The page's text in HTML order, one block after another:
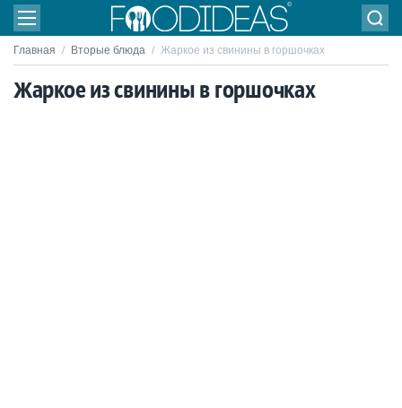
Главная / Вторые блюда / Жаркое из свинины в горшочках
Жаркое из свинины в горшочках